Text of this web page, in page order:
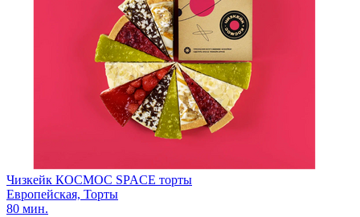
Чизкейк КОСМОС SPACE торты
Европейская, Торты
80 мин.